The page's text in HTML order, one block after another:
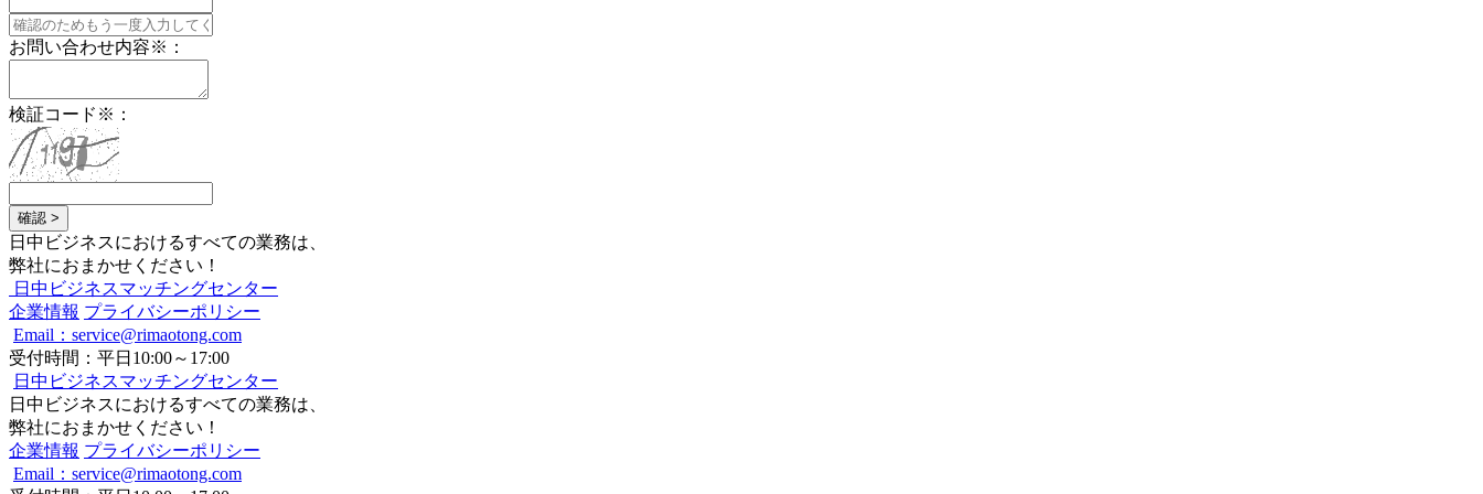
お問い合わせ内容※ ：
検証コード ※ ：
確認 >
日中ビジネスにおけるすべての業務は、
弊社におまかせください！
日中ビジネスマッチングセンター
企業情報 プライバシーポリシー
Email：service@rimaotong.com
受付時間：平日10:00～17:00
日中ビジネスマッチングセンター
日中ビジネスにおけるすべての業務は、
弊社におまかせください！
企業情報 プライバシーポリシー
Email：service@rimaotong.com